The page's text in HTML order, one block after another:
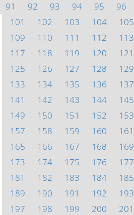
91
92 93 94 95 96
101
102 103 104 105
109
110 111 112 113
117
118 119 120 121
125
126 127 128 129
133
134 135 136 137
141
142 143 144 145
149
150 151 152 153
157
158 159 160 161
165
166 167 168 169
173
174 175 176 177
181
182 183 184 185
189
190 191 192 193
197
198 199 200 201